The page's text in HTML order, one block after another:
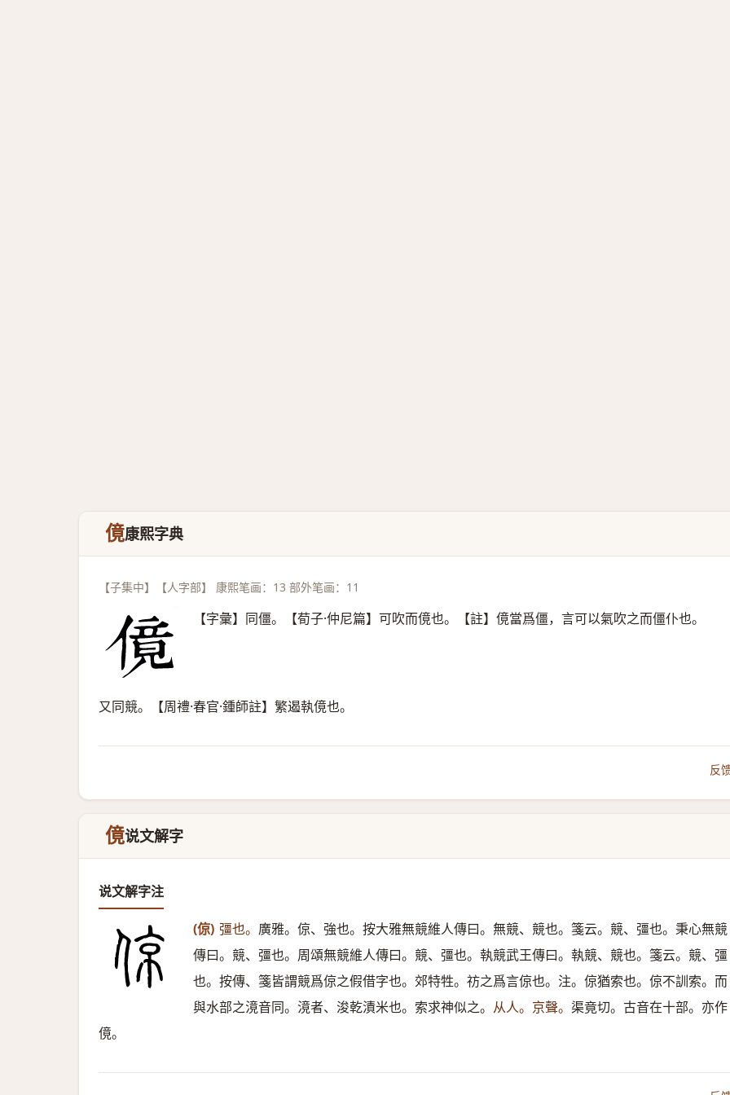
傹康熙字典
【子集中】【人字部】 康熙笔画：13 部外笔画：11
【字彙】同僵。【荀子·仲尼篇】可吹而傹也。【註】傹當爲僵，言可以氣吹之而僵仆也。
又同競。【周禮·春官·鍾師註】繁遏執傹也。
反
傹说文解字
说文解字注
(倞) 彊也。 廣雅。倞、強也。按大雅無競維人傳曰。無競、競也。箋云。競、彊也。秉心無競
傳曰。競、彊也。周頌無競維人傳曰。競、彊也。執競武王傳曰。執競、競也。箋云。競、彊
也。按傳、箋皆謂競爲倞之假借字也。郊特牲。祊之爲言倞也。注。倞猶索也。倞不訓索。而
與水部之滰音同。滰者、浚乾漬米也。索求神似之。 从人。京聲。 渠竟切。古音在十部。亦作
傹。